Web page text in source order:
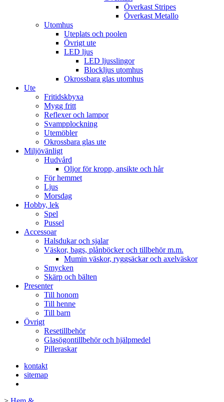
Överkast Stripes
Överkast Metallo
Utomhus
Uteplats och poolen
Övrigt ute
LED ljus
LED ljusslingor
Blockljus utomhus
Okrossbara glas utomhus
Ute
Fritidskbyxa
Mygg fritt
Reflexer och lampor
Svampplockning
Utemöbler
Okrossbara glas ute
Miljövänligt
Hudvård
Oljor för kropp, ansikte och hår
För hemmet
Ljus
Morsdag
Hobby, lek
Spel
Pussel
Accessoar
Halsdukar och sjalar
Väskor, bags, plånböcker och tillbehör m.m.
Mumin väskor, ryggsäckar och axelväskor
Smycken
Skärp och bälten
Presenter
Till honom
Till henne
Till barn
Övrigt
Resetillbehör
Glasögontillbehör och hjälpmedel
Pilleraskar
kontakt
sitemap